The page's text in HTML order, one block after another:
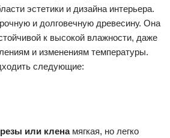
эстетики и дизайна интерьера.
и долговечную древесину. Она
к высокой влажности, даже
и изменениям температуры.
следующие:
или кленамягкая, но легко